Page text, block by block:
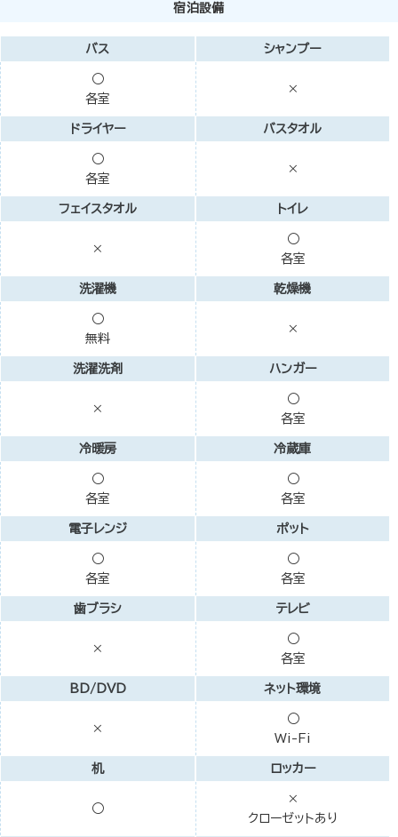
宿泊設備
バス
○
各室
シャンプー
×
ドライヤー
○
各室
バスタオル
×
フェイスタオル
×
トイレ
○
各室
洗濯機
○
無料
乾燥機
×
洗濯洗剤
×
ハンガー
○
各室
冷暖房
○
各室
冷蔵庫
○
各室
電子レンジ
○
各室
ポット
○
各室
歯ブラシ
×
テレビ
○
各室
BD/DVD
×
ネット環境
○
Wi-Fi
机
○
ロッカー
×
クローゼットあり